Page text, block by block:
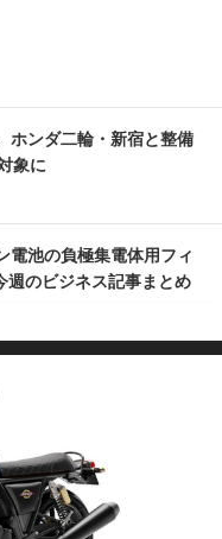
ホンダ二輪・新宿と整備
象に
電池の負極集電体用フィ
週のビジネス記事まとめ